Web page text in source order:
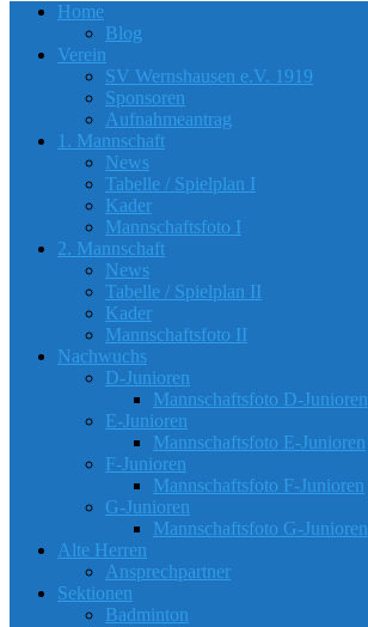
Home
Blog
Verein
SV Wernshausen e.V. 1919
Sponsoren
Aufnahmeantrag
1. Mannschaft
News
Tabelle / Spielplan I
Kader
Mannschaftsfoto I
2. Mannschaft
News
Tabelle / Spielplan II
Kader
Mannschaftsfoto II
Nachwuchs
D-Junioren
Mannschaftsfoto D-Junioren
E-Junioren
Mannschaftsfoto E-Junioren
F-Junioren
Mannschaftsfoto F-Junioren
G-Junioren
Mannschaftsfoto G-Junioren
Alte Herren
Ansprechpartner
Sektionen
Badminton